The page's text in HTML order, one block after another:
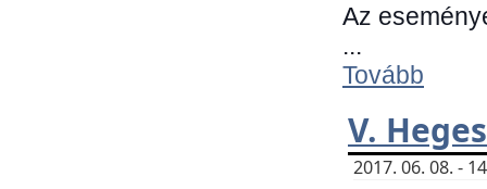
Az
...
Tovább
V.
2017. 06. 08. -